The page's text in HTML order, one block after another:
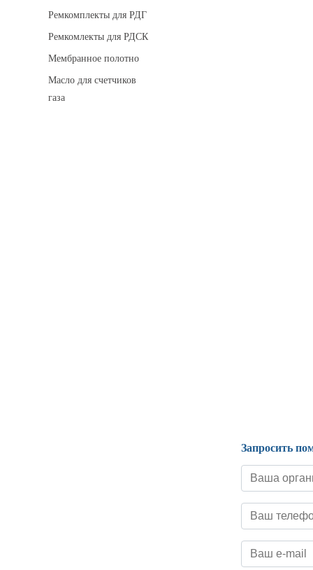
Ремкомплекты для РДГ
Ремкомлекты для РДСК
Мембранное полотно
Масло для счетчиков
газа
Запросить